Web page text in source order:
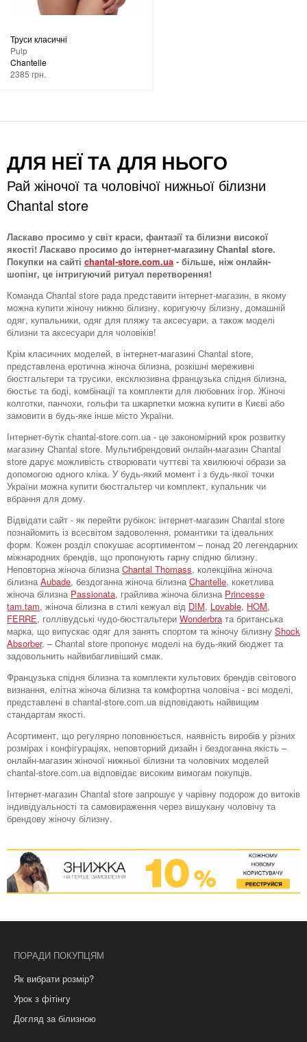
Труси класичні
Pulp
Chantelle
2385 грн.
ДЛЯ НЕЇ ТА ДЛЯ НЬОГО
Рай жіночої та чоловічої нижньої білизни
Chantal store
Ласкаво просимо у світ краси, фантазії та білизни високої
якості! Ласкаво просимо до інтернет-магазину Chantal store.
Покупки на сайті chantal-store.com.ua - більше, ніж онлайн-
шопінг, це інтригуючий ритуал перетворення!
Команда Chantal store рада представити інтернет-магазин, в якому
можна купити жіночу нижню білизну, коригуючу білизну, домашній
одяг, купальники, одяг для пляжу та аксесуари, а також моделі
білизни та аксесуари для чоловіків!
Крім класичних моделей, в інтернет-магазині Chantal store,
представлена ​​еротична жіноча білизна, розкішні мереживні
бюстгальтери та трусики, ексклюзивна французька спідня білизна,
бюстьє та боді, комбінації та комплекти для любовних ігор. Жіночі
колготки, панчохи, гольфи та шкарпетки можна купити в Києві або
замовити в будь-яке інше місто України.
Інтернет-бутік chantal-store.com.ua - це закономірний крок розвитку
магазину Chantal store. Мультибрендовий онлайн-магазин Chantal
store дарує можливість створювати чуттєві та хвилюючі образи за
допомогою одного кліка. У будь-який момент і з будь-якої точки
України можна купити бюстгальтер чи комплект, купальник чи
вбрання для дому.
Відвідати сайт - як перейти рубікон: інтернет-магазин Chantal store
познайомить із всесвітом задоволення, романтики та ідеальних
форм. Кожен розділ спокушає асортиментом – понад 20 легендарних
міжнародних брендів, що пропонують гарну спідню білизну.
Неповторна жіноча білизна Chantal Thomass, колекційна жіноча
білизна Aubade, бездоганна жіноча білизна Chantelle, кокетлива
жіноча білизна Passionata, грайлива жіноча білизна Princesse
tam.tam, жіноча білизна в стилі кежуал від DIM, Lovable, HOM,
FERRE, голлівудські чудо-бюстгальтери Wonderbra та британська
марка, що випускає одяг для занять спортом та жіночу білизну Shock
Absorber, – Chantal store пропонує моделі на будь-який бюджет та
задовольнить найвибагливіший смак.
Французька спідня білизна та комплекти культових брендів світового
визнання, елітна жіноча білизна та комфортна чоловіча - всі моделі,
представлені в chantal-store.com.ua відповідають найвищим
стандартам якості.
Асортимент, що регулярно поповнюється, наявність виробів у різних
розмірах і конфігураціях, неповторний дизайн і бездоганна якість –
онлайн-магазин жіночої нижньої білизни та чоловічих моделей
chantal-store.com.ua відповідає високим вимогам покупців.
Інтернет-магазин Chantal store запрошує у чарівну подорож до витоків
індивідуальності та самовираження через вишукану чоловічу та
брендову жіночу білизну.
ПОРАДИ ПОКУПЦЯМ
Як вибрати розмір?
Урок з фітінгу
Догляд за білизною